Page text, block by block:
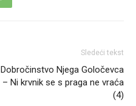
Sledeći tekst
Dobročinstvo Njega Goločevca
– Ni krvnik se s praga ne vraća
(4)